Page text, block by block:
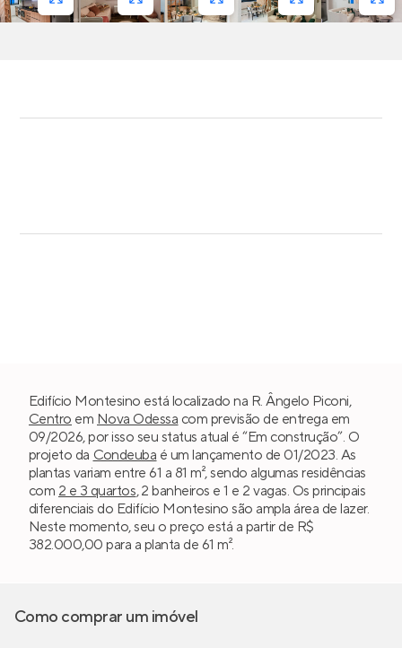
Edifício Montesino está localizado na R. Ângelo Piconi,
Centro em Nova Odessa com previsão de entrega em
09/2026, por isso seu status atual é “Em construção”. O
projeto da Condeuba é um lançamento de 01/2023. As
plantas variam entre 61 a 81 m², sendo algumas residências
com 2 e 3 quartos, 2 banheiros e 1 e 2 vagas. Os principais
diferenciais do Edifício Montesino são ampla área de lazer.
Neste momento, seu o preço está a partir de R$
382.000,00 para a planta de 61 m².
Como comprar um imóvel